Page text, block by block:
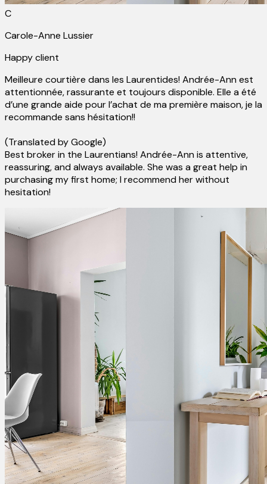
C
Carole-Anne Lussier
Happy client
Meilleure courtière dans les Laurentides! Andrée-Ann est
attentionnée, rassurante et toujours disponible. Elle a été
d’une grande aide pour l’achat de ma première maison, je la
recommande sans hésitation!!
(Translated by Google)
Best broker in the Laurentians! Andrée-Ann is attentive,
reassuring, and always available. She was a great help in
purchasing my first home; I recommend her without
hesitation!